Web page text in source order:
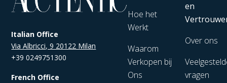
Italian Office
Via Albricci, 9 20122 Milan
+39 0249751300
French Office
Hoe het
Werkt
Waarom
Verkopen bij
Ons
en
Over ons
vragen